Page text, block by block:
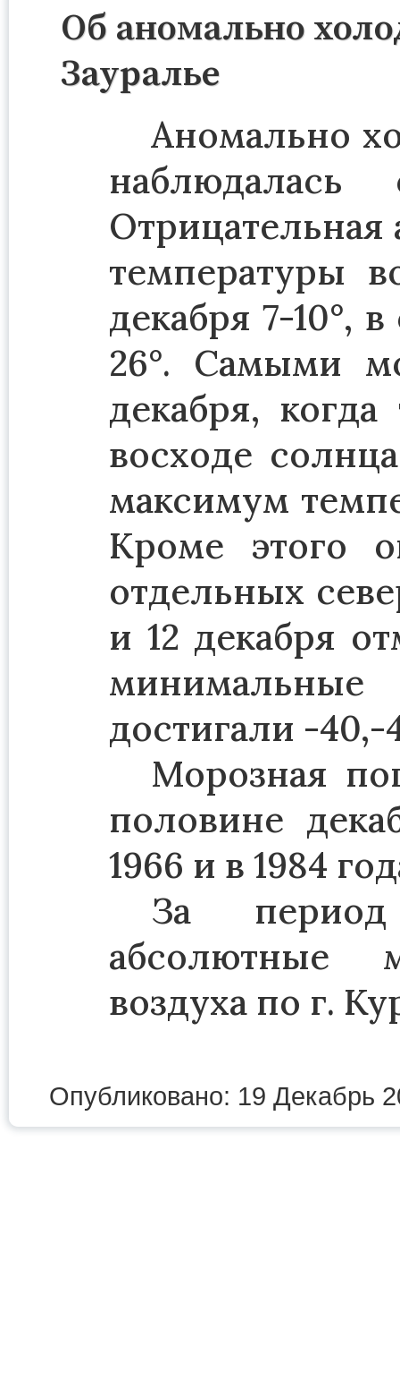
Об аномально
Зауралье
Аномально
температуры
декабря 7-10°,
26°. Самыми
декабря,
восходе
максимум
Кроме этого
отдельных
и 12 декабря
достигали -40,-
Морозная
половине
1966 и в 1984
За период
абсолютные
воздуха по г.
Опубликовано: 19 Декабрь